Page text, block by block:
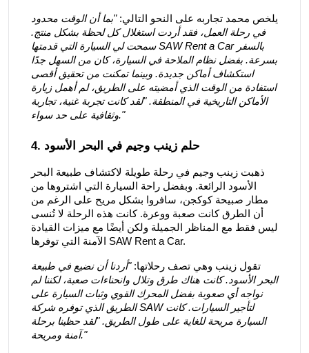
يلخص محمد تجاربه على النحو التالي:"بما أن الوقت محدود
في رحلة العمل، فقد أردت استغلال كل لحظة بشكل منتج.
سمحت لي السيارة التي قدمتها SAW Rent a Car بالسفر
بسرعة. بفضل نظام الملاحة في السيارة، كان من السهل جدًا
استكشاف أماكن جديدة. وبينما تمكنت من تحقيق أقصى
استفادة من الوقت الذي أمضيته على الطريق، لم أهمل زيارة
الأماكن التاريخية في المنطقة. "لقد كانت تجربة غنية، تجارية
وثقافية على حد سواء."
4. حلم زينب وجيم في البحر الأسود
ذهبت زينب وجيم في رحلة طويلة لاكتشاف طبيعة البحر
الأسود الرائعة. وبفضل راحة السيارة التي اشتروها من
مطار صبيحة كوكجن، سافروا بشكل مريح على الرغم من
أن الطرق كانت صعبة ووعرة. كانت هذه الرحلة لا تُنسى
ليس فقط مع المناظر الجميلة ولكن أيضًا مع ميزات القيادة
الآمنة التي توفرها SAW Rent a Car.
تقول زينب وهي تصف رحلاتها:"أردنا أن نضيع في طبيعة
البحر الأسود. كانت هناك طرق وتلال وانحناءات صعبة، لكننا لم
نواجه أي صعوبة بفضل المحرك القوي وثبات السيارة على
الطريق الذي توفره شركة SAW لتأجير السيارات. كانت
السيارة مريحة للغاية على طول الطريق. "لقد حظينا برحلة
آمنة ومريحة."